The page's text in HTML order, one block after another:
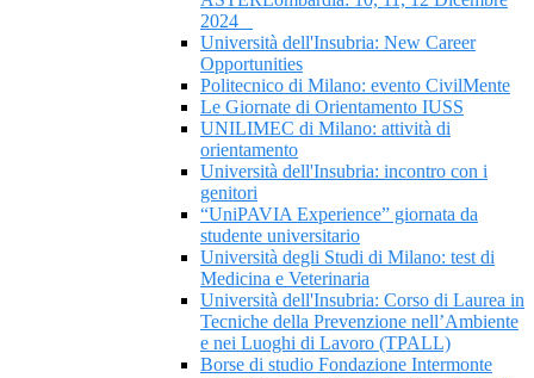
2024
Università dell'Insubria: New Career
Opportunities
Politecnico di Milano: evento CivilMente
Le Giornate di Orientamento IUSS
UNILIMEC di Milano: attività di
orientamento
Università dell'Insubria: incontro con i
genitori
“UniPAVIA Experience” giornata da
studente universitario
Università degli Studi di Milano: test di
Medicina e Veterinaria
Università dell'Insubria: Corso di Laurea in
Tecniche della Prevenzione nell’Ambiente
e nei Luoghi di Lavoro (TPALL)
Borse di studio Fondazione Intermonte